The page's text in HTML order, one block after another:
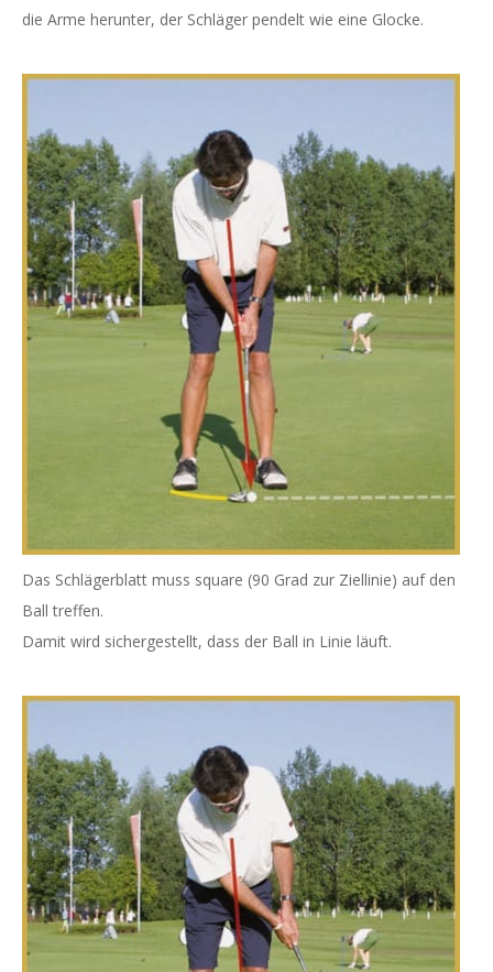
die Arme herunter, der Schläger pendelt wie eine Glocke.
Das Schlägerblatt muss square (90 Grad zur Ziellinie) auf den
Ball treffen.
Damit wird sichergestellt, dass der Ball in Linie läuft.